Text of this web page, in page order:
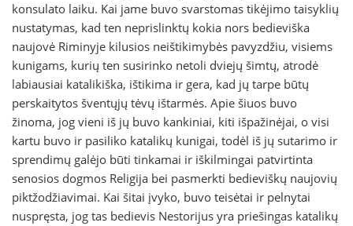
konsulato laiku. Kai jame buvo svarstomas tikėjimo taisyklių
nustatymas, kad ten neprislinktų kokia nors bedieviška
naujovė Riminyje kilusios neištikimybės pavyzdžiu, visiems
kunigams, kurių ten susirinko netoli dviejų šimtų, atrodė
labiausiai katalikiška, ištikima ir gera, kad jų tarpe būtų
perskaitytos šventųjų tėvų ištarmės. Apie šiuos buvo
žinoma, jog vieni iš jų buvo kankiniai, kiti išpažinėjai, o visi
kartu buvo ir pasiliko katalikų kunigai, todėl iš jų sutarimo ir
sprendimų galėjo būti tinkamai ir iškilmingai patvirtinta
senosios dogmos Religija bei pasmerkti bedieviškų naujovių
piktžodžiavimai. Kai šitai įvyko, buvo teisėtai ir pelnytai
nuspręsta, jog tas bedievis Nestorijus yra priešingas katalikų